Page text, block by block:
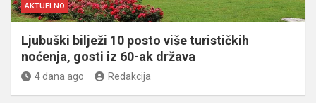
AKTUELNO
Ljubuški bilježi 10 posto više turističkih
noćenja, gosti iz 60-ak država
4 dana ago Redakcija